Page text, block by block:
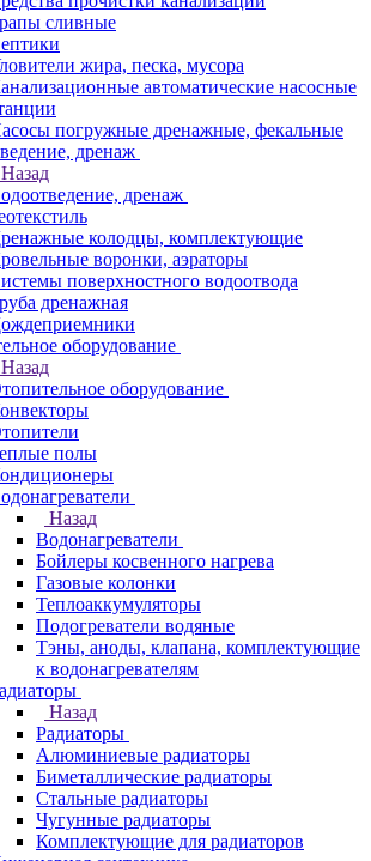
сливные
жира, песка, мусора
автоматические насосные
погружные дренажные, фекальные
дренаж
Назад
дренаж
колодцы, комплектующие
воронки, аэраторы
поверхностного водоотвода
дренажная
оборудование
Назад
оборудование
полы
Назад
Водонагреватели
Бойлеры косвенного нагрева
Газовые колонки
Теплоаккумуляторы
Подогреватели водяные
Тэны, аноды, клапана, комплектующие
к водонагревателям
Назад
Радиаторы
Алюминиевые радиаторы
Биметаллические радиаторы
Стальные радиаторы
Чугунные радиаторы
Комплектующие для радиаторов